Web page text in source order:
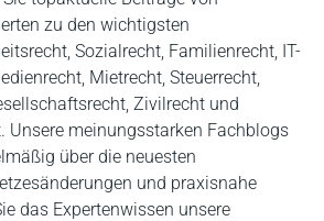
zu den wichtigsten
Sozialrecht, Familienrecht, IT-
Mietrecht, Steuerrecht,
Zivilrecht und
Unsere meinungsstarken Fachblogs
über die neuesten
und praxisnahe
das Expertenwissen unsere